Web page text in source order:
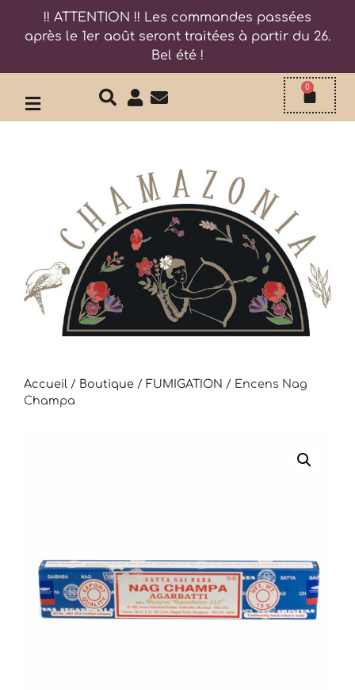
!! ATTENTION !! Les commandes passées
après le 1er août seront traitées à partir du 26.
Bel été !
0
Accueil / Boutique / FUMIGATION / Encens Nag
Champa